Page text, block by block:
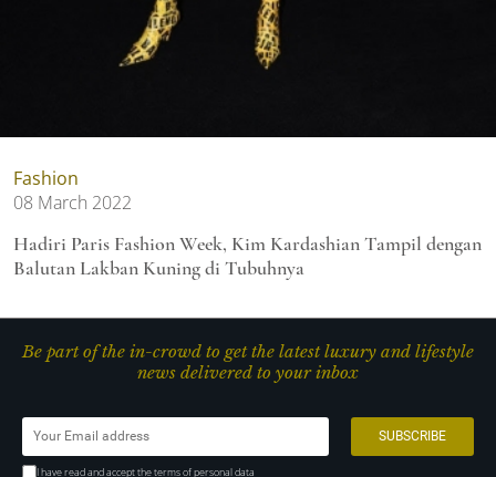
Fashion
08 March 2022
Hadiri Paris Fashion Week, Kim Kardashian Tampil dengan
Balutan Lakban Kuning di Tubuhnya
Be part of the in-crowd to get the latest luxury and lifestyle
news delivered to your inbox
I have read and accept the terms of personal data